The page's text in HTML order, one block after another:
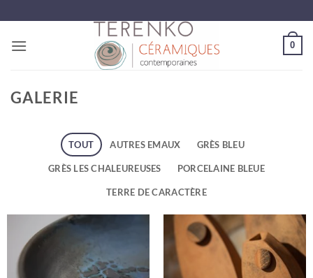
au
contenu
0
GALERIE
TOUT AUTRES EMAUX GRÈS BLEU
GRÈS LES CHALEUREUSES PORCELAINE BLEUE
TERRE DE CARACTÈRE